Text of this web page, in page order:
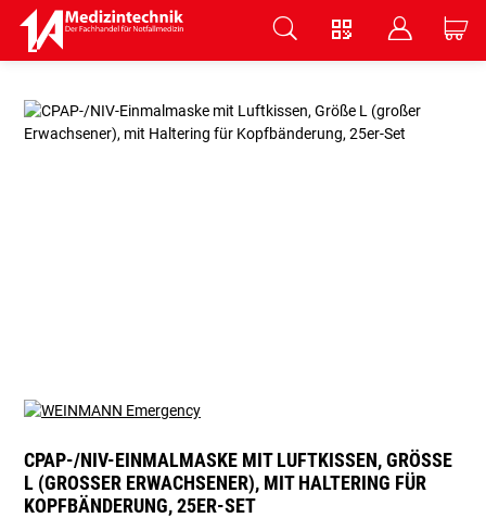
V B C
CPAP-/NIV-EINMALMASKE MIT LUFTKISSEN, GRÖSSE L
(GROSSER ERWACHSENER), MIT HALTERING FÜR K
OPFBÄNDERUNG, 25ER-SET